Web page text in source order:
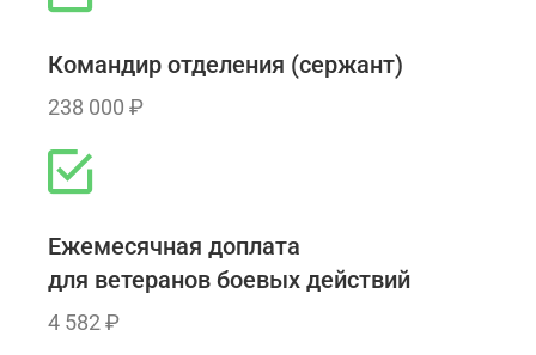
Командир отделения (сержант)
238 000 ₽
Ежемесячная доплата
для ветеранов боевых действий
4 582 ₽